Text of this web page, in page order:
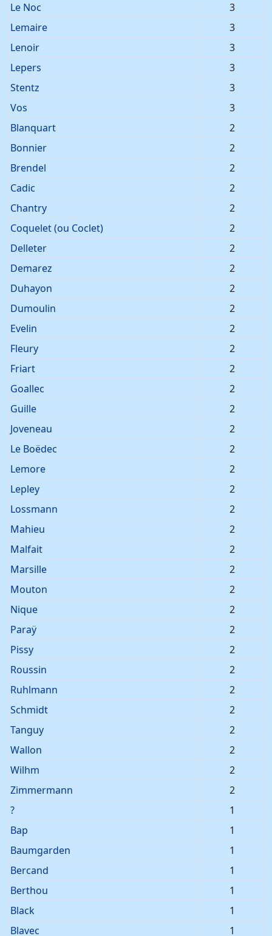
Le Noc
3
Lemaire
3
Lenoir
3
Lepers
3
Stentz
3
Vos
3
Blanquart
2
Bonnier
2
Brendel
2
Cadic
2
Chantry
2
Coquelet (ou Coclet)
2
Delleter
2
Demarez
2
Duhayon
2
Dumoulin
2
Evelin
2
Fleury
2
Friart
2
Goallec
2
Guille
2
Joveneau
2
Le Boëdec
2
Lemore
2
Lepley
2
Lossmann
2
Mahieu
2
Malfait
2
Marsille
2
Mouton
2
Nique
2
Paraÿ
2
Pissy
2
Roussin
2
Ruhlmann
2
Schmidt
2
Tanguy
2
Wallon
2
Wilhm
2
Zimmermann
2
?
1
Bap
1
Baumgarden
1
Bercand
1
Berthou
1
Black
1
Blavec
1